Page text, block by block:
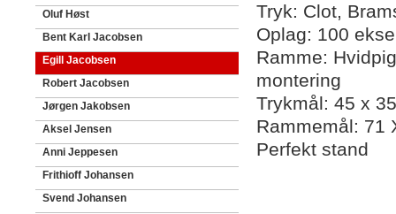
Oluf Høst
Bent Karl Jacobsen
Egill Jacobsen
Robert Jacobsen
Jørgen Jakobsen
Aksel Jensen
Anni Jeppesen
Frithioff Johansen
Svend Johansen
Tryk: Clot,
Oplag: 100
Ramme:
montering
Trykmål: 45 x
Rammemål: 71
Perfekt stand